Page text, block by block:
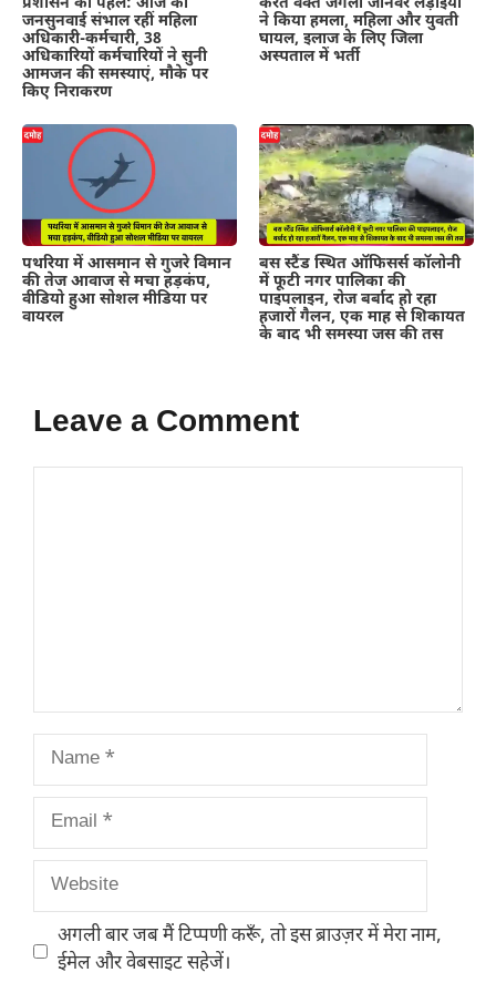
प्रशासन की पहल: आज की
जनसुनवाई संभाल रहीं महिला
अधिकारी-कर्मचारी, 38
अधिकारियों कर्मचारियों ने सुनी
आमजन की समस्याएं, मौके पर
किए निराकरण
करते वक्त जंगली जानवर लड़ाइयां
ने किया हमला, महिला और युवती
घायल, इलाज के लिए जिला
अस्पताल में भर्ती
पथरिया में आसमान से गुजरे विमान
की तेज आवाज से मचा हड़कंप,
वीडियो हुआ सोशल मीडिया पर
वायरल
बस स्टैंड स्थित ऑफिसर्स कॉलोनी
में फूटी नगर पालिका की
पाइपलाइन, रोज बर्बाद हो रहा
हजारों गैलन, एक माह से शिकायत
के बाद भी समस्या जस की तस
Leave a Comment
Name
Email
Website
अगली बार जब मैं टिप्पणी करूँ, तो इस ब्राउज़र में मेरा नाम,
ईमेल और वेबसाइट सहेजें।